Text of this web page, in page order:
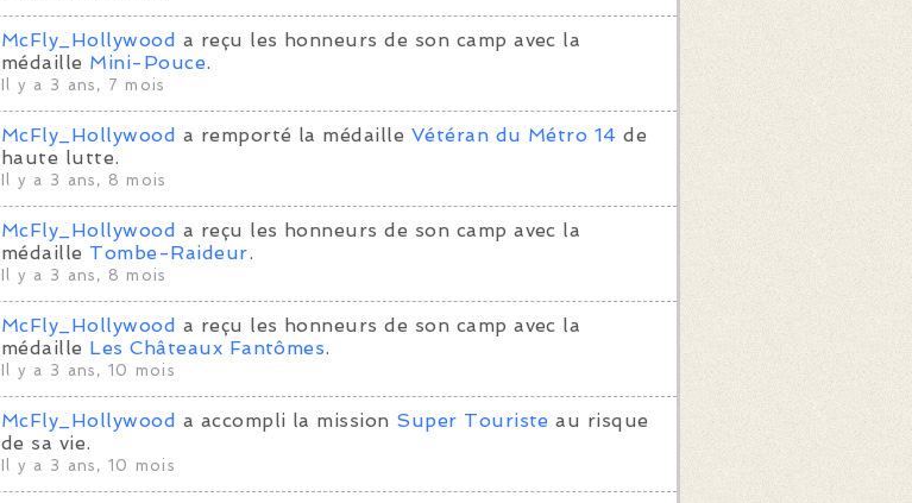
McFly_Hollywood a reçu les honneurs de son camp avec la
médaille Mini-Pouce.
Il y a 3 ans, 7 mois
McFly_Hollywood a remporté la médaille Vétéran du Métro 14 de
haute lutte.
Il y a 3 ans, 8 mois
McFly_Hollywood a reçu les honneurs de son camp avec la
médaille Tombe-Raideur.
Il y a 3 ans, 8 mois
McFly_Hollywood a reçu les honneurs de son camp avec la
médaille Les Châteaux Fantômes.
Il y a 3 ans, 10 mois
McFly_Hollywood a accompli la mission Super Touriste au risque
de sa vie.
Il y a 3 ans, 10 mois